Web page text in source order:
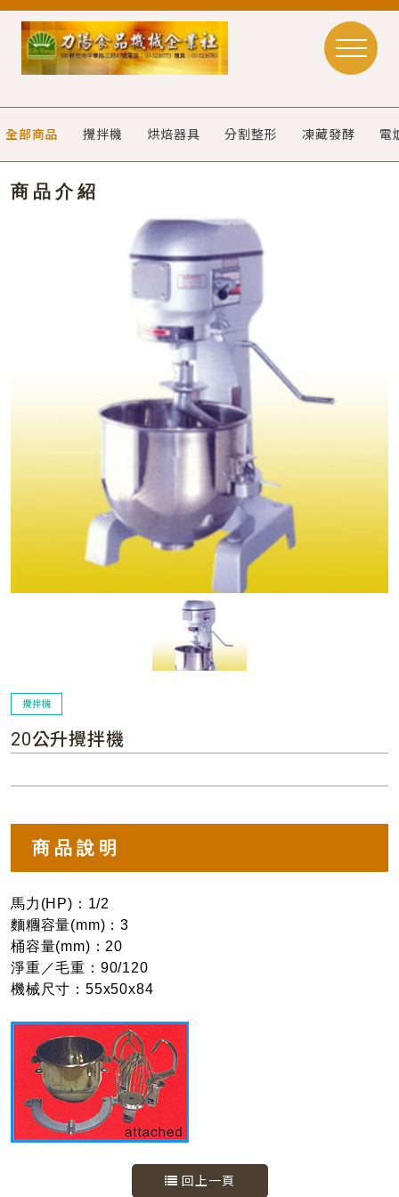
全部商品 攪拌機 烘焙器具 分割整形 凍藏發酵 電
商品介紹
攪拌機
20公升攪拌機
商品說明
馬力(HP)：1/2
麵糰容量(mm)：3
桶容量(mm)：20
淨重／毛重：90/120
機械尺寸：55x50x84
回上一頁